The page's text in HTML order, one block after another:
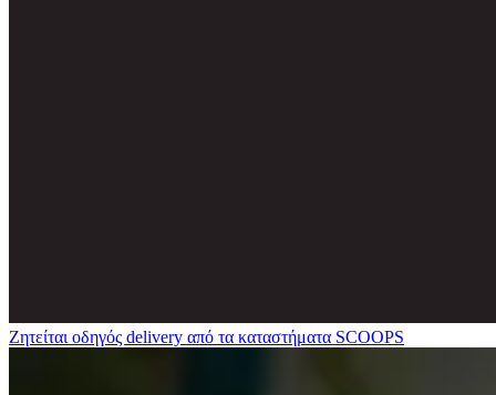
Ζητείται οδηγός delivery από τα καταστήματα SCOOPS